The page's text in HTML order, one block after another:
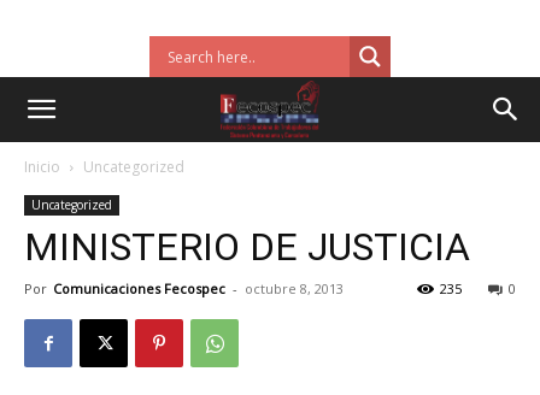
Inicio Uncategorized
Uncategorized
MINISTERIO DE JUSTICIA
Por Comunicaciones Fecospec - octubre 8, 2013 0
235